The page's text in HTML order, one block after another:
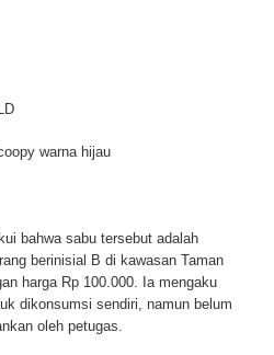
warna hijau
bahwa sabu tersebut adalah
berinisial B di kawasan Taman
harga Rp 100.000. Ia mengaku
dikonsumsi sendiri, namun belum
oleh petugas.